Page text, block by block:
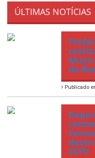
ÚLTIMAS NOTÍCIAS
da
Publicado
SCFV